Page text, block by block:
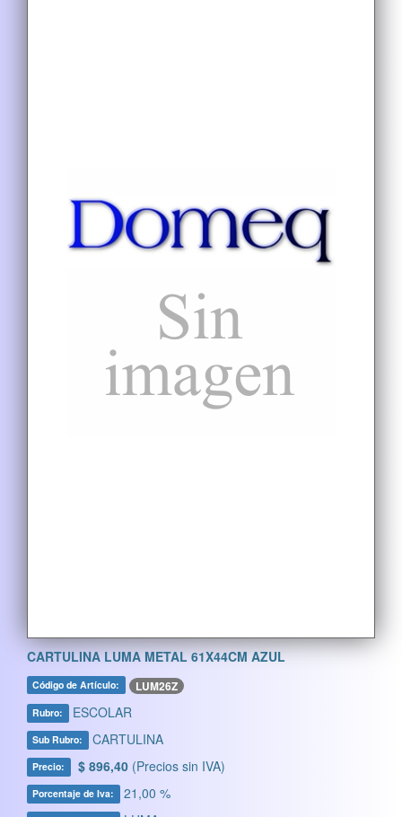
CARTULINA LUMA METAL 61X44CM AZUL
Código de Artículo: LUM26Z
Rubro: ESCOLAR
Sub Rubro: CARTULINA
Precio: $ 896,40 (Precios sin IVA)
Porcentaje de Iva: 21,00 %